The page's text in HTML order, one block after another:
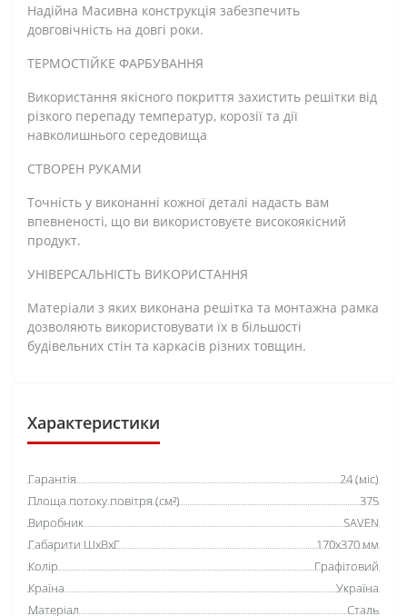
Надійна Масивна конструкція забезпечить
довговічність на довгі роки.
ТЕРМОСТІЙКЕ ФАРБУВАННЯ
Використання якісного покриття захистить решітки від
різкого перепаду температур, корозії та дії
навколишнього середовища
СТВОРЕН РУКАМИ
Точність у виконанні кожної деталі надасть вам
впевненості, що ви використовуєте високоякісний
продукт.
УНІВЕРСАЛЬНІСТЬ ВИКОРИСТАННЯ
Матеріали з яких виконана решітка та монтажна рамка
дозволяють використовувати їх в більшості
будівельних стін та каркасів різних товщин.
Характеристики
Гарантія
24 (міс)
Площа потоку повітря (см²)
375
Виробник
SAVEN
Габарити ШхВхГ
170х370 мм
Колір
Графітовий
Країна
Україна
Матеріал
Сталь